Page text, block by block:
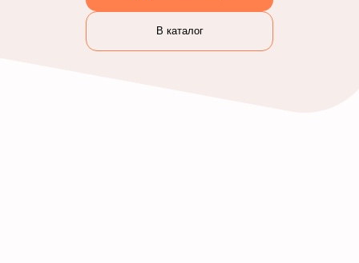
В каталог